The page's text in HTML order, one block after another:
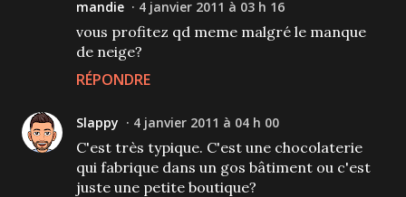
mandie 4 janvier 2011 à 03 h 16
vous profitez qd meme malgré le manque
de neige?
RÉPONDRE
Slappy 4 janvier 2011 à 04 h 00
C'est très typique. C'est une chocolaterie
qui fabrique dans un gos bâtiment ou c'est
juste une petite boutique?